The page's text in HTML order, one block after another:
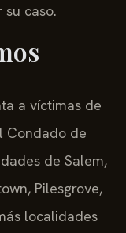
caso.
a víctimas de
Condado de
de Salem,
Pilesgrove,
localidades